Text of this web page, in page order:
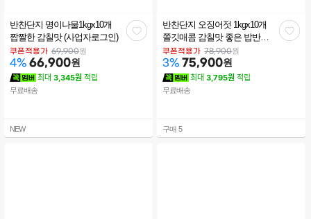
반찬단지 명이나물1kgx10개
짭짤한 감칠맛 (사업자로그인)
쿠폰적용가 69,900원
4% 66,900원
최대 3,345원 적립
무료배송
NEW
관
반찬단지 오징어젓 1kgx10개
쫄깃매콤 감칠맛 좋은 밥반찬
(사업자로그인)
쿠폰적용가 78,900원
3% 75,900원
최대 3,795원 적립
무료배송
구매 5
관